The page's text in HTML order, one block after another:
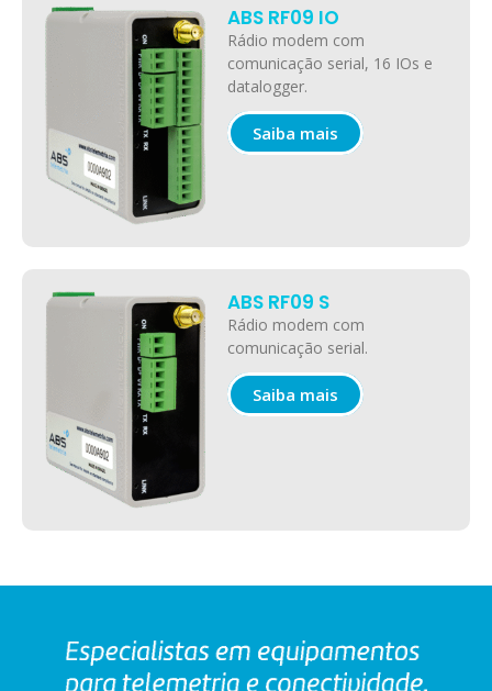
ABS RF09 IO
Rádio modem com
comunicação serial, 16 IOs e
datalogger.
Saiba mais
ABS RF09 S
Rádio modem com
comunicação serial.
Saiba mais